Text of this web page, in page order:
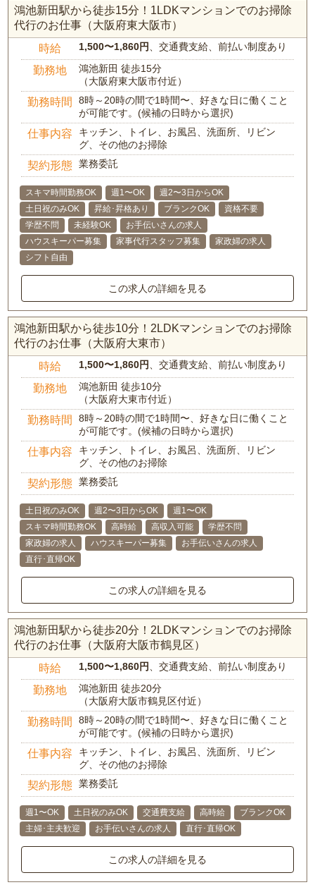
鴻池新田駅から徒歩15分！1LDKマンションでのお掃除
代行のお仕事（大阪府東大阪市）
時給 1,500〜1,860円 、交通費支給、前払い制度あり
勤務地
鴻池新田 徒歩15分
（大阪府東大阪市付近）
勤務時間
8時～20時の間で1時間〜、好きな日に働くこと
が可能です。(候補の日時から選択)
仕事内容
キッチン、トイレ、お風呂、洗面所、リビン
グ、その他のお掃除
契約形態 業務委託
スキマ時間勤務OK 週1〜OK
週2〜3日からOK
土日祝のみOK
昇給･昇格あり ブランクOK
資格不要
学歴不問
未経験OK
お手伝いさんの求人
ハウスキーパー募集
家事代行スタッフ募集
家政婦の求人
シフト自由
この求人の詳細を見る
鴻池新田駅から徒歩10分！2LDKマンションでのお掃除
代行のお仕事（大阪府大東市）
時給 1,500〜1,860円 、交通費支給、前払い制度あり
勤務地
鴻池新田 徒歩10分
（大阪府大東市付近）
勤務時間
8時～20時の間で1時間〜、好きな日に働くこと
が可能です。(候補の日時から選択)
仕事内容
キッチン、トイレ、お風呂、洗面所、リビン
グ、その他のお掃除
契約形態 業務委託
土日祝のみOK 週2〜3日からOK
週1〜OK
スキマ時間勤務OK
高時給 高収入可能
学歴不問
家政婦の求人
ハウスキーパー募集
お手伝いさんの求人
直行･直帰OK
この求人の詳細を見る
鴻池新田駅から徒歩20分！2LDKマンションでのお掃除
代行のお仕事（大阪府大阪市鶴見区）
時給 1,500〜1,860円 、交通費支給、前払い制度あり
勤務地
鴻池新田 徒歩20分
（大阪府大阪市鶴見区付近）
勤務時間
8時～20時の間で1時間〜、好きな日に働くこと
が可能です。(候補の日時から選択)
仕事内容
キッチン、トイレ、お風呂、洗面所、リビン
グ、その他のお掃除
契約形態 業務委託
週1〜OK 土日祝のみOK 交通費支給 高時給
ブランクOK
主婦･主夫歓迎
お手伝いさんの求人 直行･直帰OK
この求人の詳細を見る